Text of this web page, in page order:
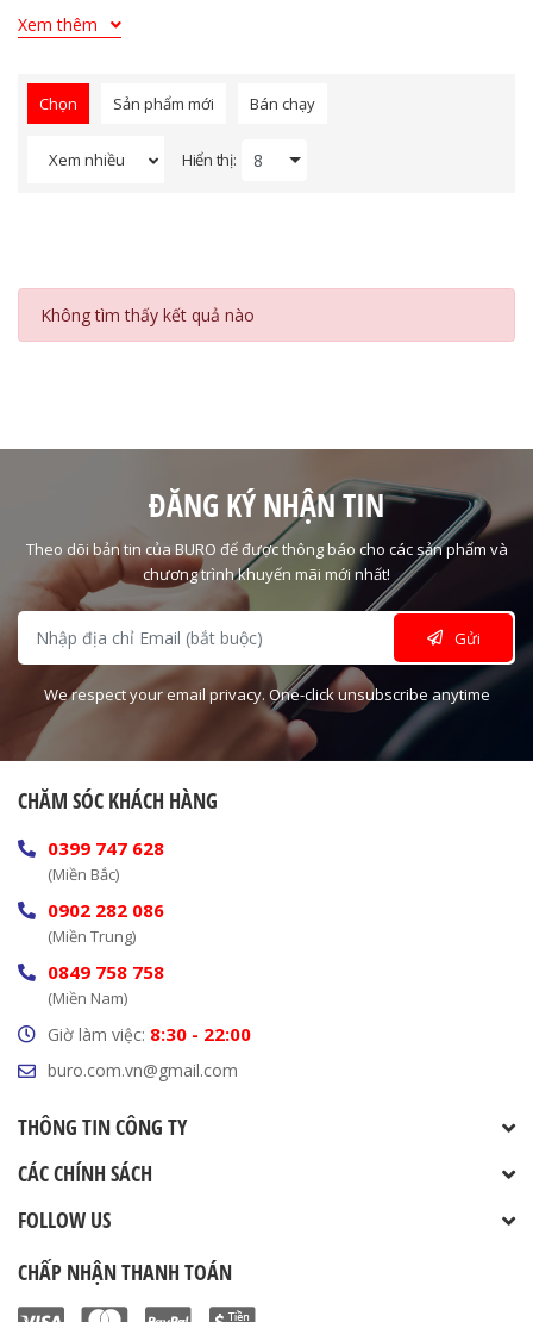
công trình. Trải qua hơn 5 năm phát triển, Công Ty luôn lấy
khách hàng làm gốc.
sản phẩm của công ty chuyên về Máy Móc và vật tư sử dụng
trong công cuộc thi công và Chống Thấm và xây dựng cho mọi
công trình. Trải qua hơn 5 năm phát triển, Công Ty luôn lấy
Xem thêm
Chọn Sản phẩm mới Bán chạy
Xem nhiều Hiển thị:
Không tìm thấy kết quả nào
ĐĂNG KÝ NHẬN TIN
Theo dõi bản tin của BURO để được thông báo cho các sản phẩm và
chương trình khuyến mãi mới nhất!
Gửi
We respect your email privacy. One-click unsubscribe anytime
CHĂM SÓC KHÁCH HÀNG
0399 747 628
(Miền Bắc)
0902 282 086
(Miền Trung)
0849 758 758
(Miền Nam)
Giờ làm việc: 8:30 - 22:00
buro.com.vn@gmail.com
THÔNG TIN CÔNG TY
CÁC CHÍNH SÁCH
FOLLOW US
CHẤP NHẬN THANH TOÁN